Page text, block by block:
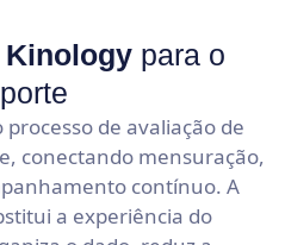
Kinologypara o
de avaliação de
conectando mensuração,
contínuo. A
a experiência do